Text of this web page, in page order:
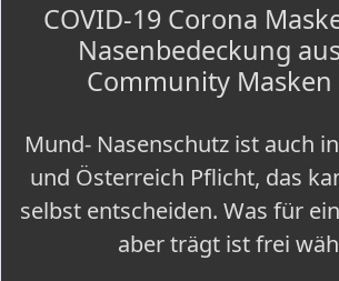
COVID-19 Corona
Nasenbedeckung
Community Masken
Mund- Nasenschutz ist auch
und Österreich Pflicht, das
selbst entscheiden. Was für
aber trägt ist frei